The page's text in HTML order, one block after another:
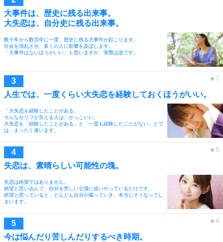
大事件は、歴史に残る出来事。
大失恋は、自分史に残る出来事。
数十年から数百年に一度、歴史に残る大事件が起こります。
社会を混乱させ、多くの人に影響を及ぼします。
「大事件はないほうがいい」と思いますが、実際は逆です。
人生では、一度くらい大失恋を経験しておくほうがいい。
「大失恋を経験したことがある」
そんなセリフが言える人は、かっこいい。
大失恋を「経験したことがある」と「一度も経験したことがない」とで
は、まったく違います。
失恋は、素晴らしい可能性の塊。
失恋は絶望ではありません。
絶望と思い込んで、自分を苦しい立場に追いやっているだけです。
絶望と思っていると、どんどん自分が腐っていき、本当にそうなってし
まいます。
今は悩んだり苦しんだりするべき時期。